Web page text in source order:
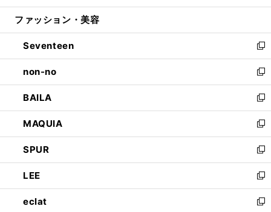
開
ウ
開
く
ン
ウ
で
開
く
ウ
ン
ド
ウ
で
開
く
ファッション・美容
Seventeen
新
し
い
ウ
ィ
ン
ド
ウ
で
開
く
non-no
新
し
い
ウ
ィ
ン
ド
ウ
で
開
く
BAILA
新
し
い
ウ
ィ
ン
ド
ウ
で
MAQUIA
新
し
い
ウ
ィ
ン
ド
SPUR
新
し
い
ウ
ィ
LEE
新
し
い
eclat
新